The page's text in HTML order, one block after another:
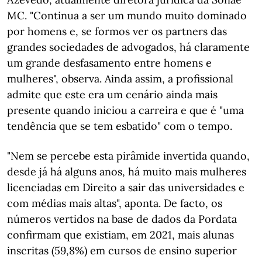
MC. "Continua a ser um mundo muito dominado
por homens e, se formos ver os partners das
grandes sociedades de advogados, há claramente
um grande desfasamento entre homens e
mulheres", observa. Ainda assim, a profissional
admite que este era um cenário ainda mais
presente quando iniciou a carreira e que é "uma
tendência que se tem esbatido" com o tempo.
"Nem se percebe esta pirâmide invertida quando,
desde já há alguns anos, há muito mais mulheres
licenciadas em Direito a sair das universidades e
com médias mais altas", aponta. De facto, os
números vertidos na base de dados da Pordata
confirmam que existiam, em 2021, mais alunas
inscritas (59,8%) em cursos de ensino superior